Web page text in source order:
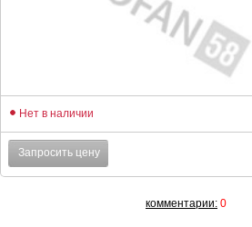
Нет в наличии
Запросить цену
комментарии: 0